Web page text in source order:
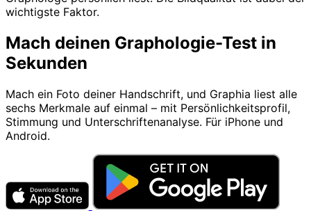
wichtigste Faktor.
Mach deinen Graphologie-Test in
Sekunden
Mach ein Foto deiner Handschrift, und Graphia liest alle
sechs Merkmale auf einmal – mit Persönlichkeitsprofil,
Stimmung und Unterschriftenanalyse. Für iPhone und
Android.